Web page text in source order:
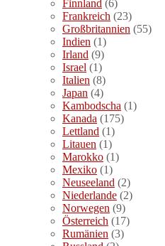
Finnland (6)
Frankreich (23)
Großbritannien (55)
Indien (1)
Irland (9)
Israel (1)
Italien (8)
Japan (4)
Kambodscha (1)
Kanada (175)
Lettland (1)
Litauen (1)
Marokko (1)
Mexiko (1)
Neuseeland (2)
Niederlande (2)
Norwegen (9)
Österreich (17)
Rumänien (3)